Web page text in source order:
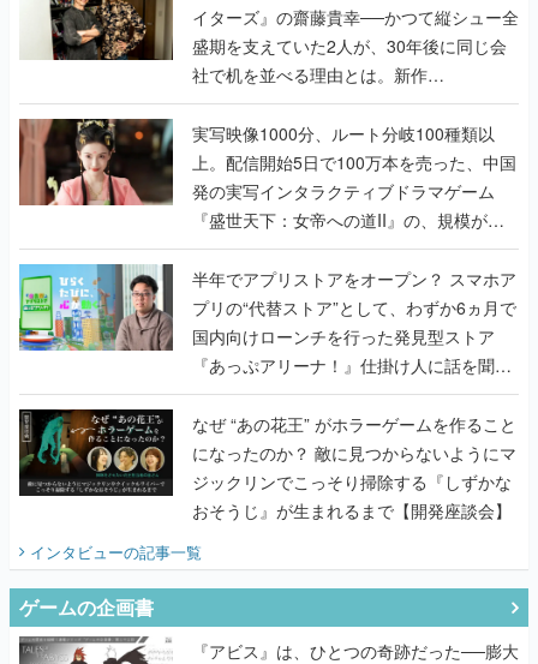
イターズ』の齋藤貴幸──かつて縦シュー全
盛期を支えていた2人が、30年後に同じ会
社で机を並べる理由とは。新作
『TATSUJIN EXTREME』で初タッグを組
んだレジェンド2人に訊く開発秘話
実写映像1000分、ルート分岐100種類以
上。配信開始5日で100万本を売った、中国
発の実写インタラクティブドラマゲーム
『盛世天下：女帝への道II』の、規模が違
うこだわりをプロデューサーに聞いた
半年でアプリストアをオープン？ スマホア
プリの“代替ストア”として、わずか6ヵ月で
国内向けローンチを行った発見型ストア
『あっぷアリーナ！』仕掛け人に話を聞い
てみた
なぜ “あの花王” がホラーゲームを作ること
になったのか？ 敵に見つからないようにマ
ジックリンでこっそり掃除する『しずかな
おそうじ』が生まれるまで【開発座談会】
インタビューの記事一覧
ゲームの企画書
『アビス』は、ひとつの奇跡だった──膨大